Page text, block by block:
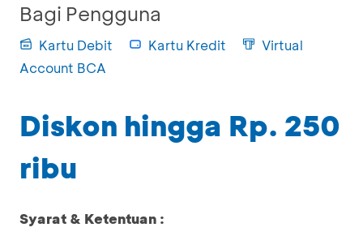
Bagi Pengguna
Kartu Debit Kartu Kredit
Virtual
Account BCA
Diskon hingga Rp. 250
ribu
Syarat & Ketentuan :